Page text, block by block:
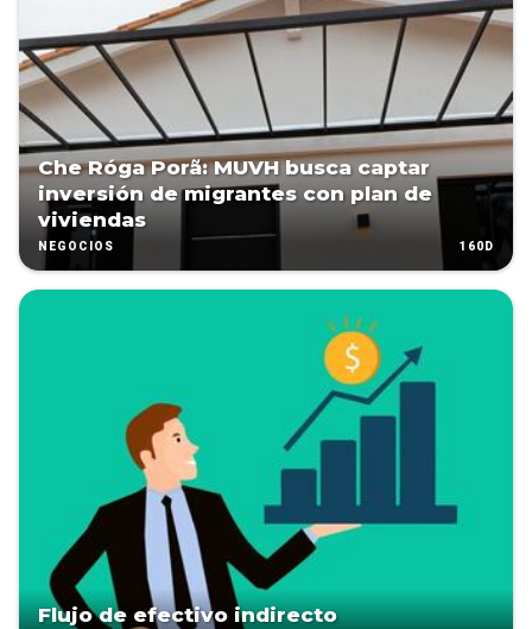
Che Róga Porã: MUVH busca captar
inversión de migrantes con plan de
viviendas
NEGOCIOS 160D
Flujo de efectivo indirecto